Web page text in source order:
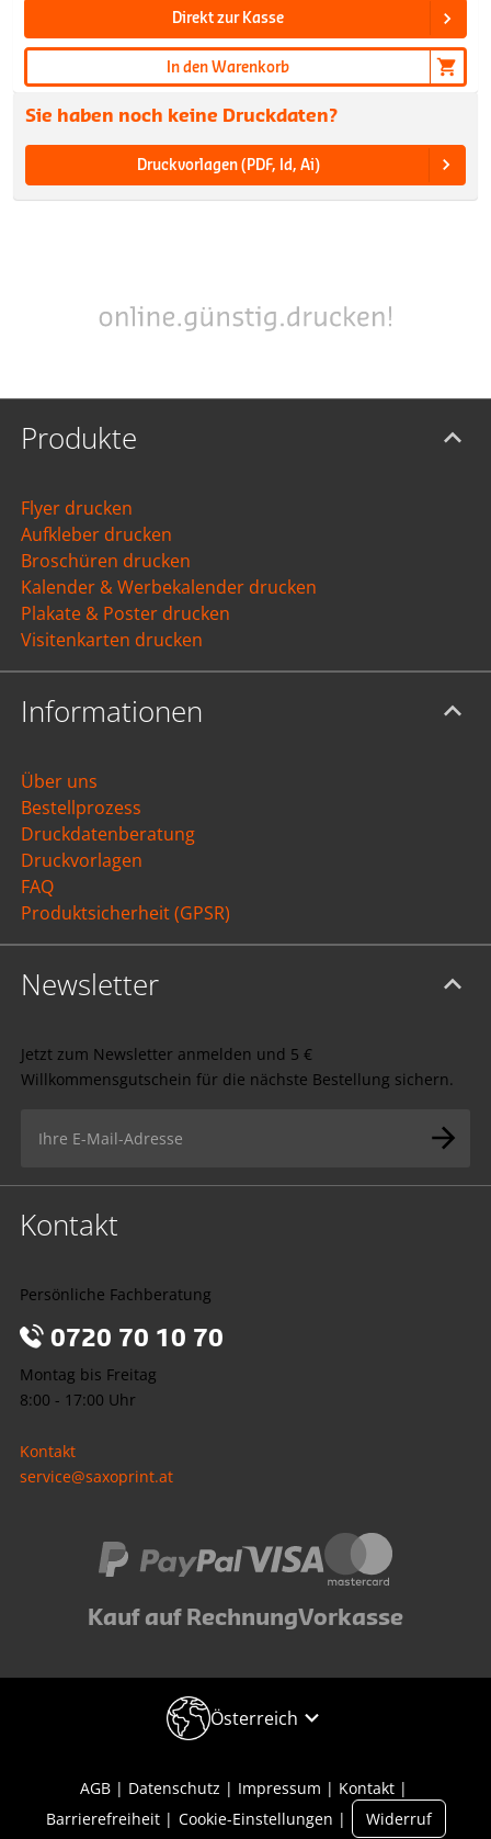
Direkt zur Kasse
In den Warenkorb
Sie haben noch keine Druckdaten?
Druckvorlagen (PDF, Id, Ai)
Produkte
Flyer drucken
Aufkleber drucken
Broschüren drucken
Kalender & Werbekalender drucken
Plakate & Poster drucken
Visitenkarten drucken
Informationen
Über uns
Bestellprozess
Druckdatenberatung
Druckvorlagen
FAQ
Produktsicherheit (GPSR)
Newsletter
Jetzt zum Newsletter anmelden und 5 €
Willkommensgutschein für die nächste Bestellung sichern.
Kontakt
Persönliche Fachberatung
0720 70 10 70
Montag bis Freitag
8:00 - 17:00 Uhr
Kontakt
service@saxoprint.at
Kauf auf RechnungVorkasse
Österreich
AGB Datenschutz Impressum
Kontakt
Barrierefreiheit
Cookie-Einstellungen Widerruf